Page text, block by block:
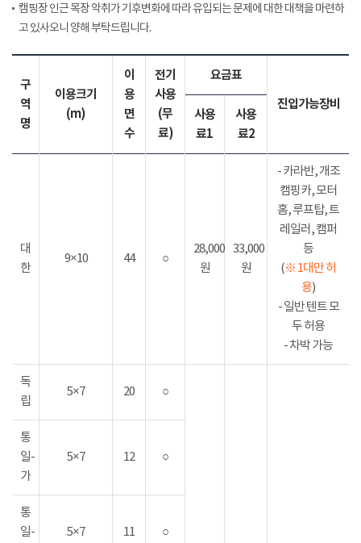
캠핑장 인근 목장 악취가 기후변화에 따라 유입되는 문제에 대한 대책을 마련하
고 있사오니 양해 부탁드립니다.
구
역
명
이용크기
(m)
이
용
면
수
전기
사용
(무
료)
요금표
진입가능장비
사용
료1
사용
료2
대
한
9×10 44 ○
28,000
원
33,000
원
- 카라반, 개조
캠핑카, 모터
홈, 루프탑, 트
레일러, 캠퍼
등
(※ 1대만 허
용)
- 일반 텐트 모
두 허용
- 차박 가능
독
립
5×7 20 ○
통
일-
가
5×7 12 ○
통
일-
5×7 11 ○